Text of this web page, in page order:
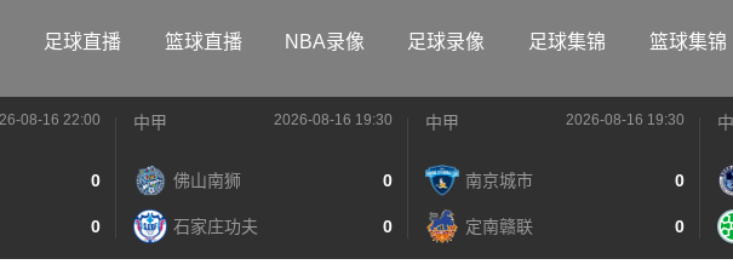
足球直播 篮球直播 NBA录像 足球录像 足球集锦 篮球集锦
08-16 22:00
0
0
中甲 2026-08-16 19:30
佛山南狮 0
石家庄功夫 0
中甲 2026-08-16 19:30
南京城市 0
定南赣联 0